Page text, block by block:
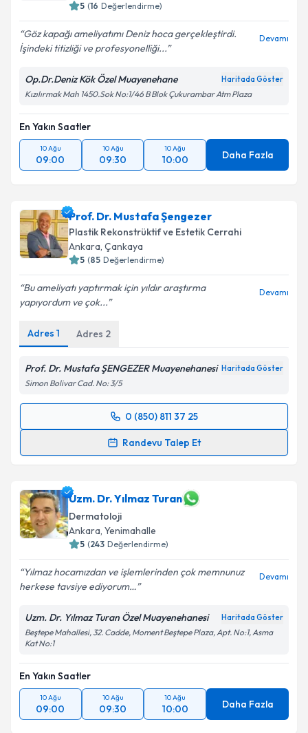
5 (16 Değerlendirme)
Göz kapağı ameliyatımı Deniz hoca gerçekleştirdi.
İşindeki titizliği ve profesyonelliği...
Devamı
Op.Dr.Deniz Kök Özel Muayenehane Haritada Göster
Kızılırmak Mah 1450.Sok No:1/46 B Blok Çukurambar Atm Plaza
En Yakın Saatler
10 Ağu
09:00
10 Ağu
09:30
10 Ağu
10:00 Daha Fazla
Prof. Dr. Mustafa Şengezer
Plastik Rekonstrüktif ve Estetik Cerrahi
Ankara, Çankaya
5 (85 Değerlendirme)
Bu ameliyatı yaptırmak için yıldır araştırma
yapıyordum ve çok...
Devamı
Adres 1 Adres 2
Prof. Dr. Mustafa ŞENGEZER Muayenehanesi Haritada Göster
Simon Bolivar Cad. No: 3/5
0 (850) 811 37 25
Randevu Talep Et
Randevu Takvimi Talebi
için bir takvim hazırlandığında e-posta ile
bilgilendireceğiz.
E-posta Adresiniz
Metni'ni okudum ve kişisel verilerimin belirtilen
kapsamda işlenmesini kabul ediyorum.
Uzm. Dr. Yılmaz Turan
Dermatoloji
Ankara, Yenimahalle
5 (243 Değerlendirme)
Yılmaz hocamızdan ve işlemlerinden çok memnunuz
herkese tavsiye ediyorum…
Devamı
Uzm. Dr. Yılmaz Turan Özel Muayenehanesi Haritada Göster
Beştepe Mahallesi, 32. Cadde, Moment Beştepe Plaza, Apt. No:1, Asma
Kat No:1
En Yakın Saatler
10 Ağu
09:00
10 Ağu
09:30
10 Ağu
10:00 Daha Fazla